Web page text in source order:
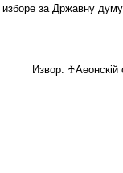
изборе за Државну
Извор: ♰